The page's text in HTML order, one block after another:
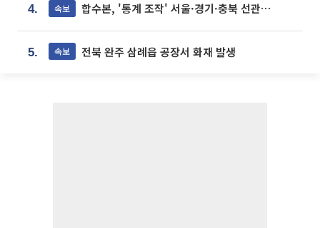
4. 속보 합수본, '통계 조작' 서울·경기·충북 선관위 등 추가 압수수색
5. 속보 전북 완주 삼례읍 공장서 화재 발생